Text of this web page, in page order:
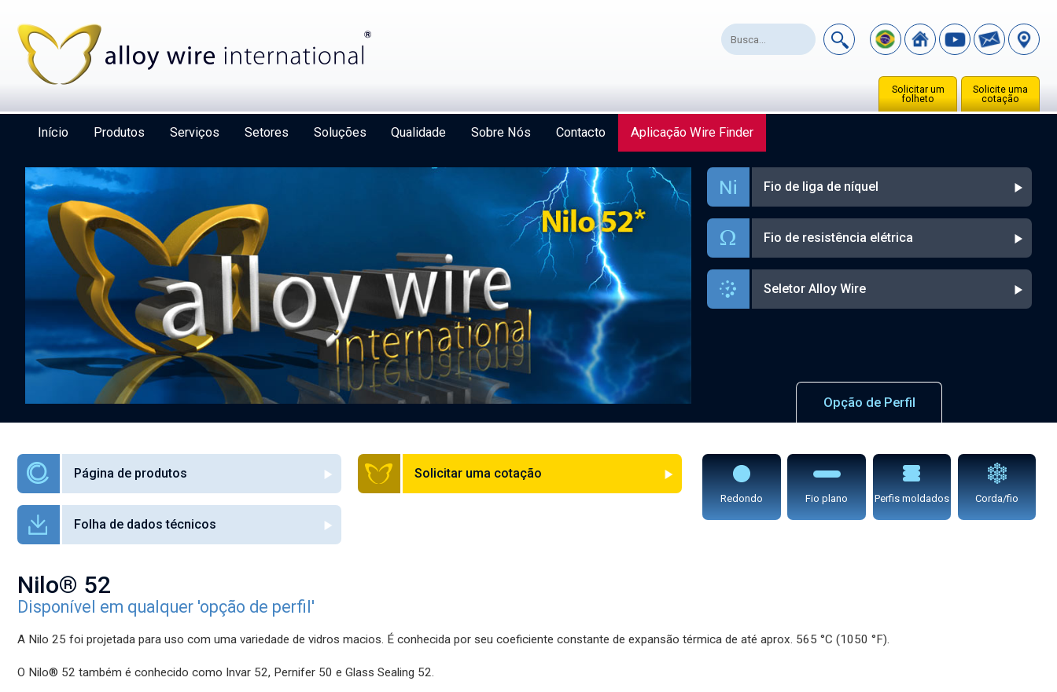
Solicite uma
cotação
Solicitar um
folheto
Início Produtos Serviços Setores Soluções Qualidade Sobre Nós Contacto Aplicação Wire Finder
Fio de liga de níquel
Fio de resistência elétrica
Seletor Alloy Wire
Página de produtos Solicitar uma cotação
Folha de dados técnicos
Opção de Perfil
Redondo Fio plano Perfis moldados Corda/fio
Nilo® 52
Disponível em qualquer 'opção de perfil'
A Nilo 25 foi projetada para uso com uma variedade de vidros macios. É conhecida por seu coeficiente constante de expansão térmica de até aprox. 565 °C (1050 °F).
O Nilo® 52 também é conhecido como Invar 52, Pernifer 50 e Glass Sealing 52.